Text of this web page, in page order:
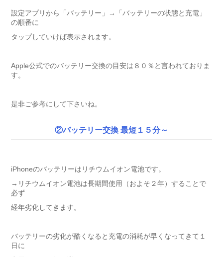
設定アプリから「バッテリー」→「バッテリーの状態と充電」
の順番に
タップしていけば表示されます。
Apple公式でのバッテリー交換の目安は８０％と言われておりま
す。
是非ご参考にして下さいね。
②バッテリー交換 最短１５分～
iPhoneのバッテリーはリチウムイオン電池です。
→リチウムイオン電池は長期間使用（およそ２年）することで
必ず
経年劣化してきます。
バッテリーの劣化が酷くなると充電の消耗が早くなってきて１
日に